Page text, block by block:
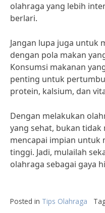
olahraga yang lebih
berlari.
Jangan lupa juga untuk
dengan pola makan
Konsumsi makanan
penting untuk
protein, kalsium, dan
Dengan melakukan
yang sehat, bukan
mencapai impian untuk
tinggi. Jadi, mulailah
olahraga sebagai gaya
Posted in Tips Olahraga